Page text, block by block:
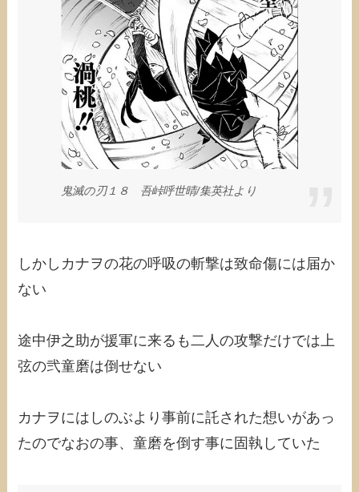
鬼滅の刃１８ 吾峠呼世晴/集英社より
しかしカナヲの花の呼吸の斬撃は致命傷には届か
ない
途中伊之助が援軍に来るも二人の攻撃だけでは上
弦の弐童磨は倒せない
カナヲにはしのぶより事前に託された想いがあっ
たのでなおの事、童磨を倒す事に固執していた